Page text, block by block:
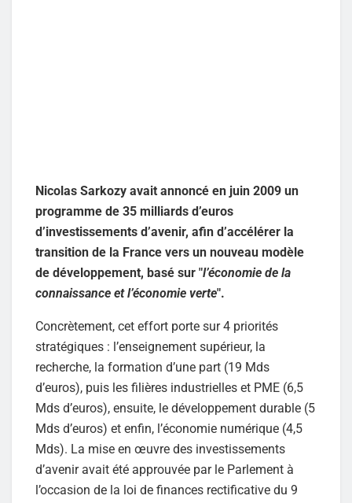
Nicolas Sarkozy avait annoncé en juin 2009 un
programme de 35 milliards d’euros
d’investissements d’avenir, afin d’accélérer la
transition de la France vers un nouveau modèle
de développement, basé sur "l’économie de la
connaissance et l’économie verte".
Concrètement, cet effort porte sur 4 priorités
stratégiques : l’enseignement supérieur, la
recherche, la formation d’une part (19 Mds
d’euros), puis les filières industrielles et PME (6,5
Mds d’euros), ensuite, le développement durable (5
Mds d’euros) et enfin, l’économie numérique (4,5
Mds). La mise en œuvre des investissements
d’avenir avait été approuvée par le Parlement à
l’occasion de la loi de finances rectificative du 9